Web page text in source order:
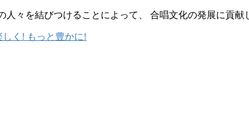
々を結びつけることによって、 合唱文化の発展に貢献